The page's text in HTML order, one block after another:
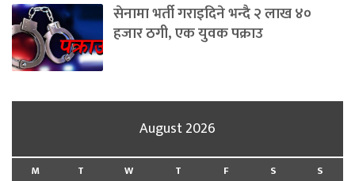
सेनामा भर्ती गराइदिने भन्दै २ लाख ४०
हजार ठगी, एक युवक पक्राउ
August 2026
M T W T F S
S